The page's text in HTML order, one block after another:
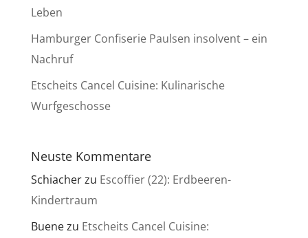
Leben
Hamburger Confiserie Paulsen insolvent – ein
Nachruf
Etscheits Cancel Cuisine: Kulinarische
Wurfgeschosse
Neuste Kommentare
Schiacherzu Escoffier (22): Erdbeeren-
Kindertraum
Buenezu Etscheits Cancel Cuisine: